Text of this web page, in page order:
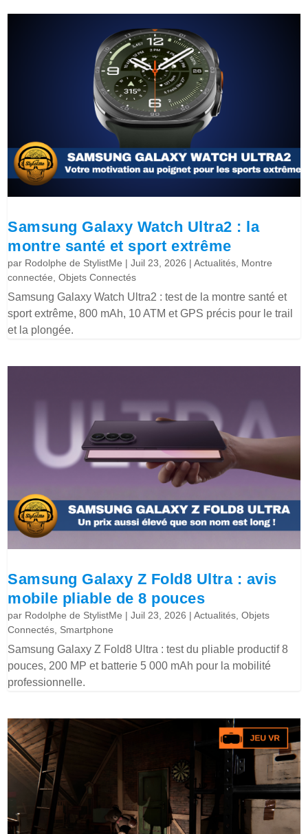
Samsung Galaxy Watch Ultra2 : la
montre santé et sport extrême
par Rodolphe de StylistMe |Juil 23, 2026 |Actualités Montre
connectée ,Objets Connectés
Samsung Galaxy Watch Ultra2 : test de la montre santé et
sport extrême, 800 mAh, 10 ATM et GPS précis pour le trail
et la plongée.
Samsung Galaxy Z Fold8 Ultra : avis
mobile pliable de 8 pouces
par Rodolphe de StylistMe |Juil 23, 2026 |Actualités ,Objets
Connectés Smartphone
Samsung Galaxy Z Fold8 Ultra : test du pliable productif 8
pouces, 200 MP et batterie 5 000 mAh pour la mobilité
professionnelle.